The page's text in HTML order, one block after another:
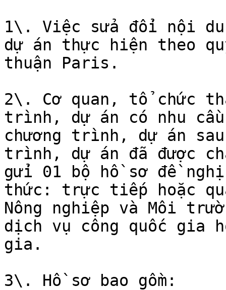
1\. Việc sửa đổi nội
dự án thực hiện theo
thuận Paris.
2\. Cơ quan, tổ chức
trình, dự án có nhu
chương trình, dự án
trình, dự án đã được
gửi 01 bộ hồ sơ đề
thức: trực tiếp hoặc
Nông nghiệp và Môi
dịch vụ công quốc gia
gia.
3\. Hồ sơ bao gồm: